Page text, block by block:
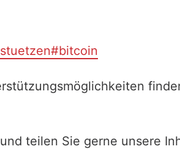
teilen Sie gerne unsere